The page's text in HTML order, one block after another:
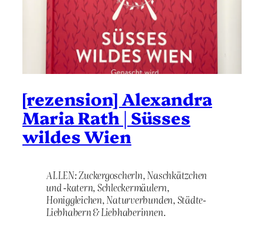
[rezension] Alexandra
Maria Rath | Süsses
wildes Wien
ALLEN: Zuckergoscherln, Naschkätzchen
und -katern, Schleckermäulern,
Honiggleichen, Naturverbunden, Städte-
Liebhabern & Liebhaberinnen.